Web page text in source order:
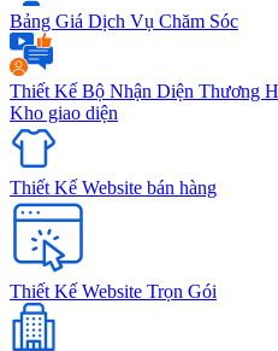
Bảng Giá Dịch Vụ Chăm Sóc
Thiết Kế Bộ Nhận Diện Thương
Kho giao diện
Thiết Kế Website bán hàng
Thiết Kế Website Trọn Gói